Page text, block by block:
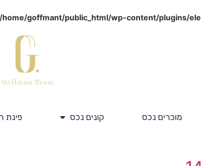
/home/goffmant/public_html/wp-content/plugins/
מוכרים נכס קונים נכס פינת